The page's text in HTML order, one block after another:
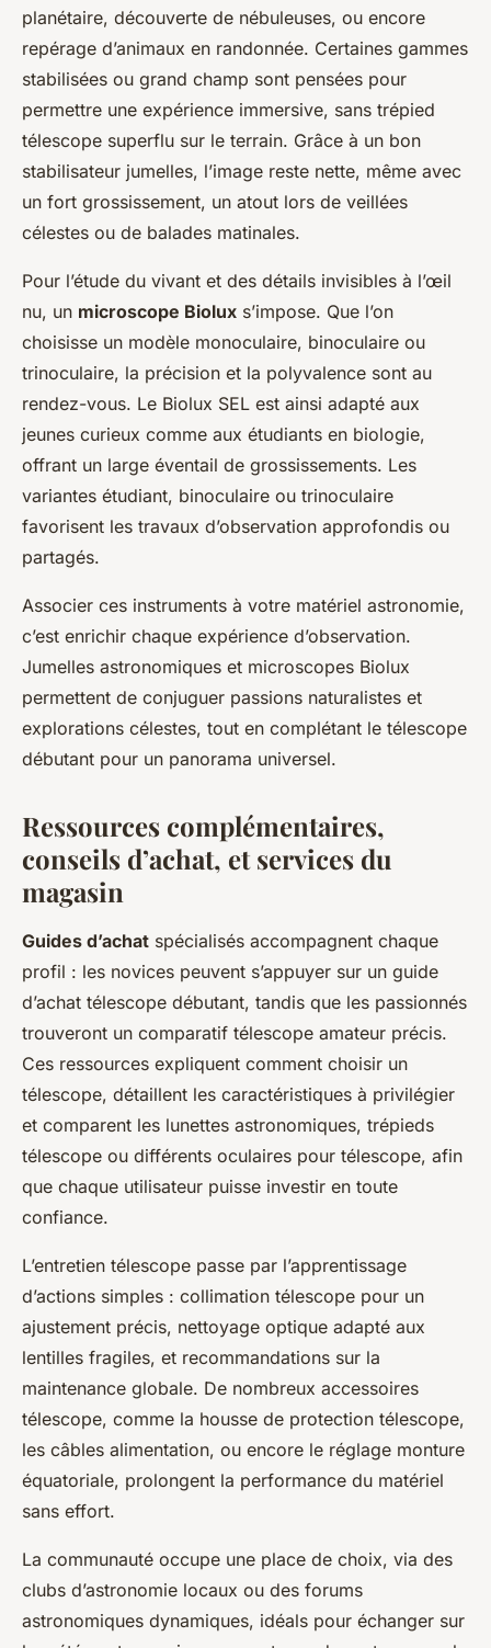
planétaire, découverte de nébuleuses, ou encore
repérage d’animaux en randonnée. Certaines gammes
stabilisées ou grand champ sont pensées pour
permettre une expérience immersive, sans trépied
télescope superflu sur le terrain. Grâce à un bon
stabilisateur jumelles, l’image reste nette, même avec
un fort grossissement, un atout lors de veillées
célestes ou de balades matinales.
Pour l’étude du vivant et des détails invisibles à l’œil
nu, un microscope Biolux s’impose. Que l’on
choisisse un modèle monoculaire, binoculaire ou
trinoculaire, la précision et la polyvalence sont au
rendez-vous. Le Biolux SEL est ainsi adapté aux
jeunes curieux comme aux étudiants en biologie,
offrant un large éventail de grossissements. Les
variantes étudiant, binoculaire ou trinoculaire
favorisent les travaux d’observation approfondis ou
partagés.
Associer ces instruments à votre matériel astronomie,
c’est enrichir chaque expérience d’observation.
Jumelles astronomiques et microscopes Biolux
permettent de conjuguer passions naturalistes et
explorations célestes, tout en complétant le télescope
débutant pour un panorama universel.
Ressources complémentaires,
conseils d’achat, et services du
magasin
Guides d’achat spécialisés accompagnent chaque
profil : les novices peuvent s’appuyer sur un guide
d’achat télescope débutant, tandis que les passionnés
trouveront un comparatif télescope amateur précis.
Ces ressources expliquent comment choisir un
télescope, détaillent les caractéristiques à privilégier
et comparent les lunettes astronomiques, trépieds
télescope ou différents oculaires pour télescope, afin
que chaque utilisateur puisse investir en toute
confiance.
L’entretien télescope passe par l’apprentissage
d’actions simples : collimation télescope pour un
ajustement précis, nettoyage optique adapté aux
lentilles fragiles, et recommandations sur la
maintenance globale. De nombreux accessoires
télescope, comme la housse de protection télescope,
les câbles alimentation, ou encore le réglage monture
équatoriale, prolongent la performance du matériel
sans effort.
La communauté occupe une place de choix, via des
clubs d’astronomie locaux ou des forums
astronomiques dynamiques, idéals pour échanger sur